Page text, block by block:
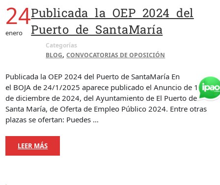
24
enero
Publicada la OEP 2024 del
Puerto de SantaMaría
Categorías
BLOG,CONVOCATORIAS DE OPOSICIÓN
Publicada la OEP 2024 del Puerto de SantaMaría En
el BOJA de 24/1/2025 aparece publicado el Anuncio de 16
de diciembre de 2024, del Ayuntamiento de El Puerto de
Santa María, de Oferta de Empleo Público 2024. Entre otras
plazas se ofertan: Puedes …
LEER MÁS